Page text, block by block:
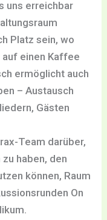
uns erreichbar
Platz sein, wo
einen Kaffee
ermöglicht auch
– Austausch
Gästen
Team darüber,
haben, den
können, Raum
On